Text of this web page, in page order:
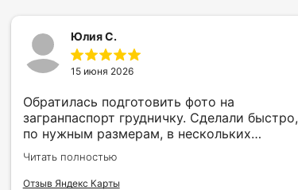
Юлия С.
15 июня 2026
Обратилась подготовить фото на
загранпаспорт грудничку. Сделали быстро,
по нужным размерам, в нескольких
вариантах и цветах.
Читать полностью
Отзыв Яндекс Карты